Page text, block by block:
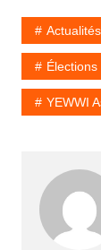
YEWWI